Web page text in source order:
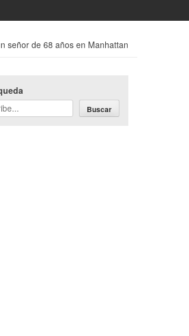
señor de 68 años en Manhattan
Buscar